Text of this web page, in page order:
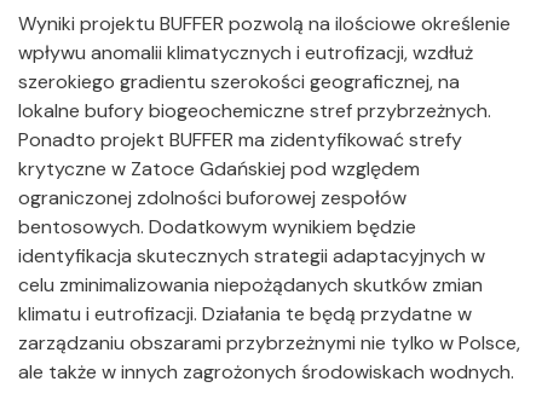
Wyniki projektu BUFFER pozwolą na ilościowe określenie
wpływu anomalii klimatycznych i eutrofizacji, wzdłuż
szerokiego gradientu szerokości geograficznej, na
lokalne bufory biogeochemiczne stref przybrzeżnych.
Ponadto projekt BUFFER ma zidentyfikować strefy
krytyczne w Zatoce Gdańskiej pod względem
ograniczonej zdolności buforowej zespołów
bentosowych. Dodatkowym wynikiem będzie
identyfikacja skutecznych strategii adaptacyjnych w
celu zminimalizowania niepożądanych skutków zmian
klimatu i eutrofizacji. Działania te będą przydatne w
zarządzaniu obszarami przybrzeżnymi nie tylko w Polsce,
ale także w innych zagrożonych środowiskach wodnych.